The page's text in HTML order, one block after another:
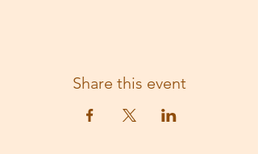
Share this event